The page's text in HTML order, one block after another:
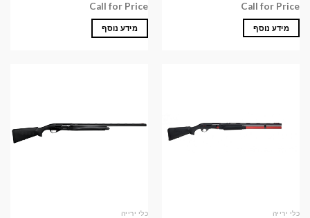
Call for Price
מידע נוסף
Call for Price
מידע נוסף
כלי ירייה כלי ירייה